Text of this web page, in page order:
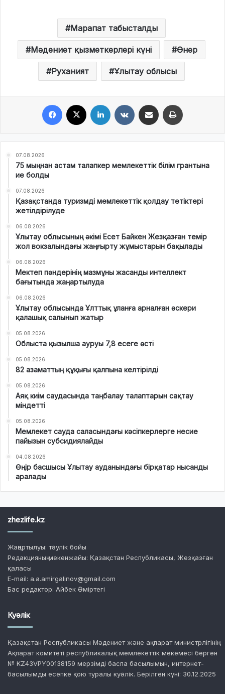
Марапат табысталды
Мәдениет қызметкерлері күні Өнер
Руханият Ұлытау облысы
07.08.2026
75 мыңнан астам талапкер мемлекеттік білім грантына
ие болды
07.08.2026
Қазақстанда туризмді мемлекеттік қолдау тетіктері
жетілдірілуде
06.08.2026
Ұлытау облысының әкімі Есет Байкен Жезқазған темір
жол вокзалындағы жаңғырту жұмыстарын бақылады
06.08.2026
Мектеп пәндерінің мазмұны жасанды интеллект
бағытында жаңартылуда
06.08.2026
Ұлытау облысында Ұлттық ұланға арналған әскери
қалашық салынып жатыр
05.08.2026
Облыста қызылша ауруы 7,8 есеге өсті
05.08.2026
82 азаматтың құқығы қалпына келтірілді
05.08.2026
Аяқ киім саудасында таңбалау талаптарын сақтау
міндетті
05.08.2026
Мемлекет сауда саласындағы кәсіпкерлерге несие
пайызын субсидиялайды
04.08.2026
Өңір басшысы Ұлытау ауданындағы бірқатар нысанды
аралады
zhezlife.kz
Жаңартылуы: тәулік бойы
Редакцияның мекенжайы: Қазақстан Республикасы, Жезқазған
қаласы
E-mail: a.a.amirgalinov@gmail.com
Бас редактор: Айбек Әміртегі
Куәлік
Қазақстан Республикасы Мәдениет және ақпарат министрлігінің
Ақпарат комитеті республикалық мемлекеттік мекемесі берген
№ KZ43VPY00138159 мерзімді баспа басылымын, интернет-
басылымды есепке қою туралы куәлік. Берілген күні: 30.12.2025